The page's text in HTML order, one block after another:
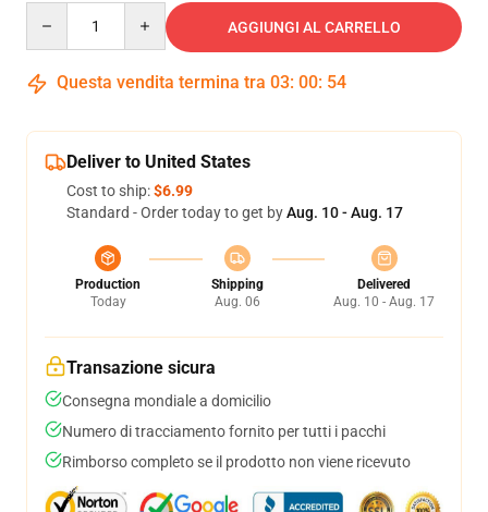
AGGIUNGI AL CARRELLO
Questa vendita termina tra 03: 00: 54
Deliver to United States
Cost to ship:$6.99
Standard - Order today to get byAug. 10 - Aug. 17
Production
Today
Shipping
Aug. 06
Delivered
Aug. 10 - Aug. 17
Transazione sicura
Consegna mondiale a domicilio
Numero di tracciamento fornito per tutti i pacchi
Rimborso completo se il prodotto non viene ricevuto